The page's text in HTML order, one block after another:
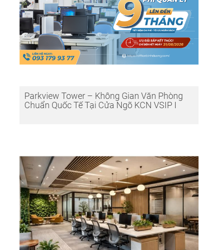
Parkview Tower – Không Gian Văn Phòng
Chuẩn Quốc Tế Tại Cửa Ngõ KCN VSIP I